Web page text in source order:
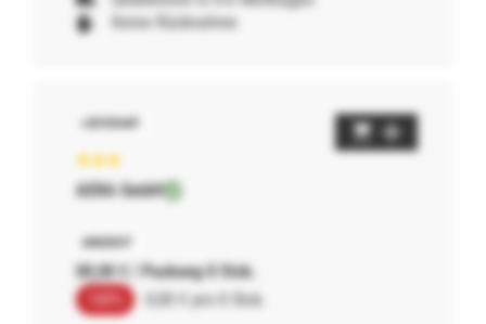
Keine Rücknahme
AERA GmbH
00,00 € / Packung 0 Stck.
0,00 € pro 0 Stck.